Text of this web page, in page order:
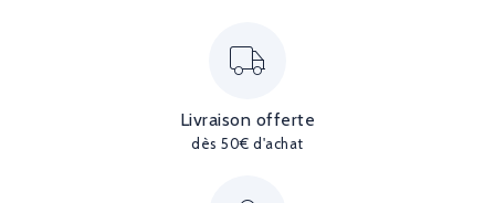
Livraison offerte
dès 50€ d'achat